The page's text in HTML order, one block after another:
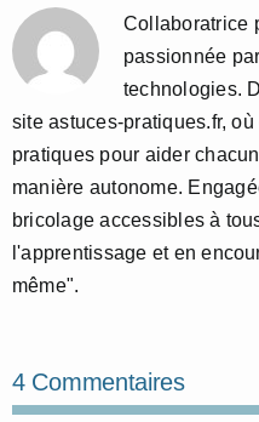
Collaboratrice
passionnée
technologies.
site astuces-pratiques.fr,
pratiques pour aider
manière autonome.
bricolage accessibles à
l'apprentissage et en
même".
4 Commentaires